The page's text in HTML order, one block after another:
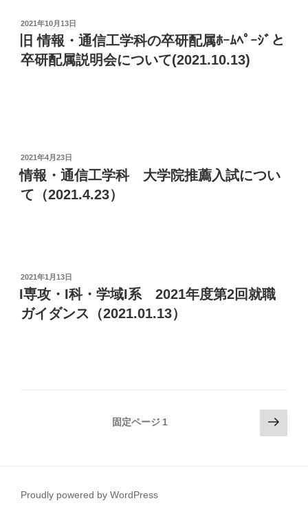
投
稿
日:
2021年10月13日
旧 情報・通信工学科の卒研配属ﾎｰﾑﾍﾟｰｼﾞと
卒研配属説明会について(2021.10.13)
投
稿
日:
2021年4月23日
情報・通信工学科 大学院推薦入試につい
て（2021.4.23）
投
稿
日:
2021年1月13日
I専攻・I科・学域I系 2021年度第2回就職
ガイダンス（2021.01.13）
ー
固定ページ 1
次
の
Proudly powered by WordPress